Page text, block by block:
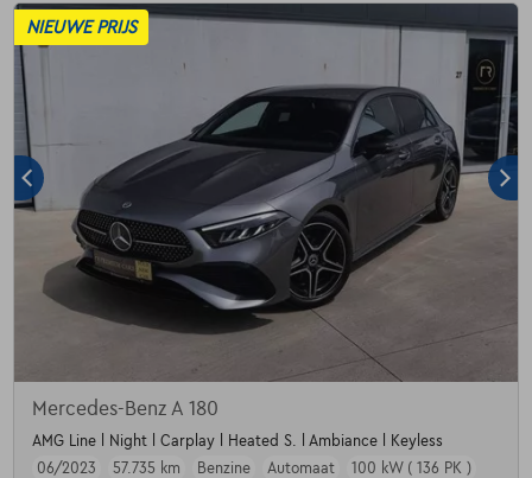
NIEUWE PRIJS
Mercedes-Benz A 180
AMG Line l Night l Carplay l Heated S. l Ambiance l Keyless
06/2023
57.735 km Benzine Automaat 100 kW ( 136 PK )